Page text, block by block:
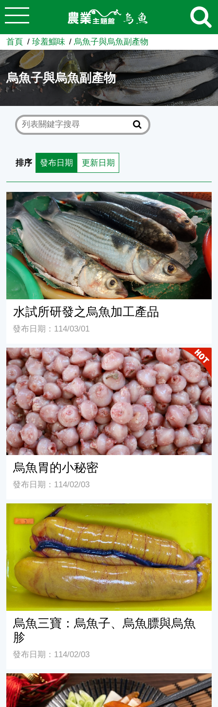
跳到主要內容
農業知識入口網
首頁 珍羞鯔味 烏魚子與烏魚副產物
烏魚子與烏魚副產物
排序 發布日期 更新日期
水試所研發之烏魚加工產品
水試所研發之烏魚加工產品
發布日期：114/03/01
烏魚胃的小秘密
烏魚胃的小秘密
發布日期：114/02/03
烏魚三寶：烏魚子、烏魚膘與烏魚胗
烏魚三寶：烏魚子、烏魚膘與烏魚
胗
發布日期：114/02/03
烏魚子4大營養與禁忌一次解析